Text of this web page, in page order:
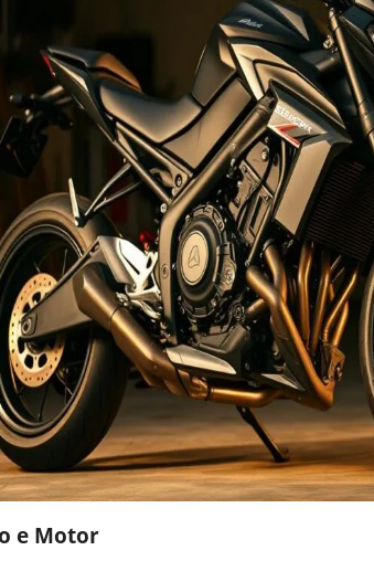
e Motor